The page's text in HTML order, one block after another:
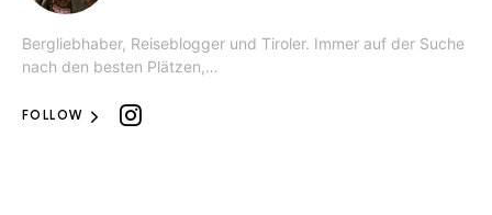
Bergliebhaber, Reiseblogger und Tiroler. Immer auf der Suche
nach den besten Plätzen,…
FOLLOW